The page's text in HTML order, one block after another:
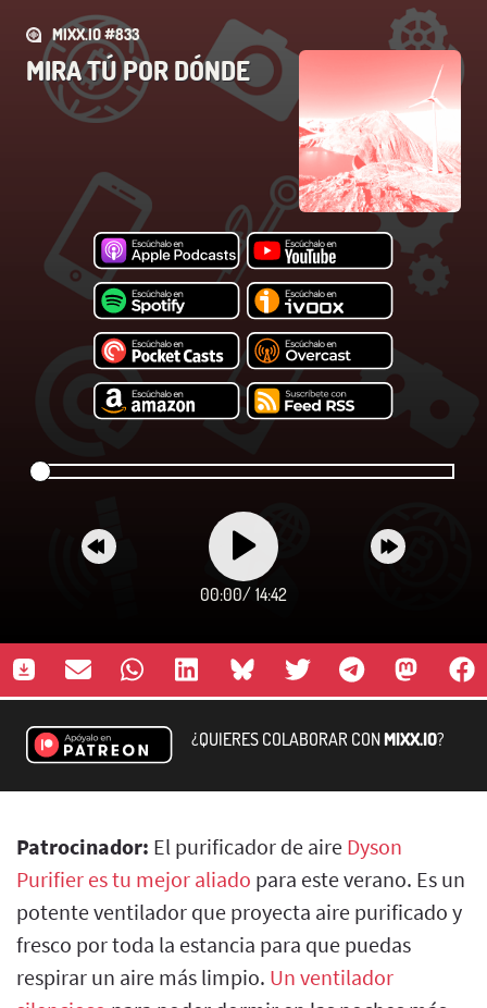
MIXX.IO #833
MIRA TÚ POR DÓNDE
00:00/ 14:42
¿QUIERES COLABORAR CONMIXX.IO?
Patrocinador: El purificador de aire Dyson
Purifier es tu mejor aliado para este verano. Es un
potente ventilador que proyecta aire purificado y
fresco por toda la estancia para que puedas
respirar un aire más limpio. Un ventilador